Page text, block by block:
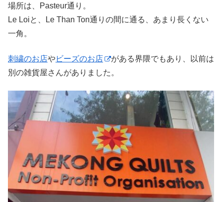
場所は、Pasteur通り。
Le Loiと、Le Than Ton通りの間に通る、あまり長くない
一角。
刺繍のお店やビーズのお店
がある界隈でもあり、以前は
別の雑貨屋さんがありました。